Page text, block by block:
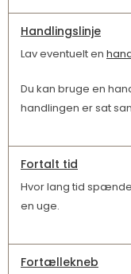
Handlingslinje
Lav eventuelt en
Du kan bruge en
handlingen er sat
Fortalt tid
Hvor lang tid
en uge.
Fortællekneb